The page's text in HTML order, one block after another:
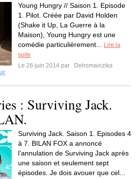
Young Hungry // Saison 1. Episode
1. Pilot. Créée par David Holden
(Shake it Up, La Guerre à la
Maison), Young Hungry est une
comédie particulièrement...
Lire la
suite
Le 26 juin 2014 par
Delromainzika
: Surviving Jack.
Surviving Jack. Saison 1. Episodes 4
à 7. BILAN FOX a annoncé
l’annulation de Surviving Jack après
une saison et seulement sept
épisodes. Je dois avouer que cel...